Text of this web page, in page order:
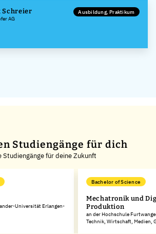
Schreier
AG
Ausbildung, Praktikum
Studiengänge für dich
Studiengänge für deine Zukunft
Universität Erlangen-
Bachelor of Science
Mechatronik und
Produktion
an der Hochschule
Technik, Wirtschaft, Medien,